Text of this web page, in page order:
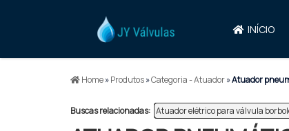
INÍCIO
Home»Produtos»Categoria - Atuador»Atuador
Buscas relacionadas: Atuador elétrico para válvula